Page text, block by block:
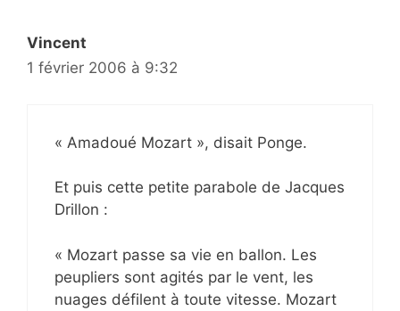
Vincent
1 février 2006 à 9:32
« Amadoué Mozart », disait Ponge.
Et puis cette petite parabole de Jacques
Drillon :
« Mozart passe sa vie en ballon. Les
peupliers sont agités par le vent, les
nuages défilent à toute vitesse. Mozart